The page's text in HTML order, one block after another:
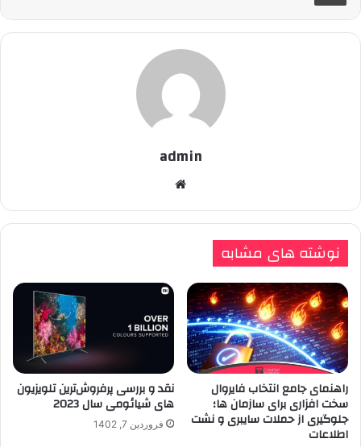
admin
نوشته های مشابه
راهنمای جامع انتخاب فایروال
سخت افزاری برای سازمان ها؛
جلوگیری از حملات سایبری و نشت
اطلاعات
نقد و بررسی پرفروش‌ترین تلویزیون
های شیائومی سال 2023
فروردین 7, 1402